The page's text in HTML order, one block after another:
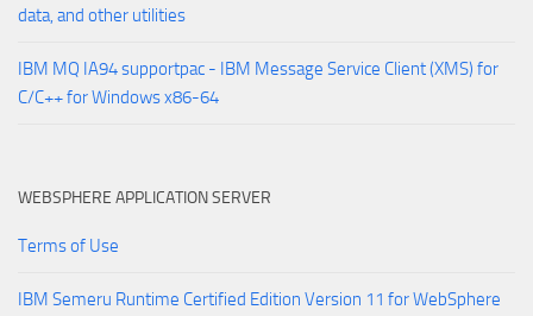
data, and other utilities
IBM MQ IA94 supportpac - IBM Message Service Client (XMS) for
C/C++ for Windows x86-64
WEBSPHERE APPLICATION SERVER
Terms of Use
IBM Semeru Runtime Certified Edition Version 11 for WebSphere